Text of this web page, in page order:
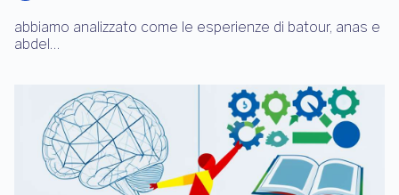
abbiamo analizzato come le esperienze di batour, anas e
abdel…